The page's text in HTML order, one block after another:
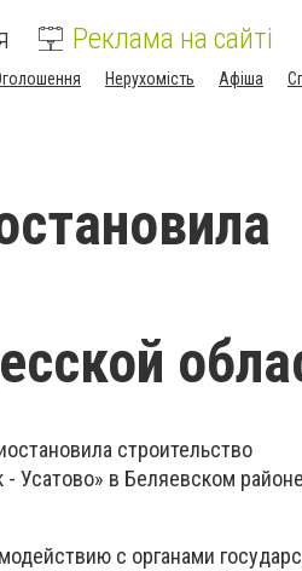
Реклама на сайті
Нерухомість Афіша
строительство
Усатово» в Беляевском районе
с органами